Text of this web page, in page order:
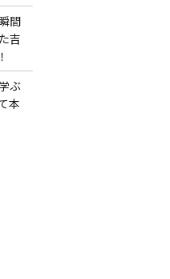
間
吉
ぶ
本